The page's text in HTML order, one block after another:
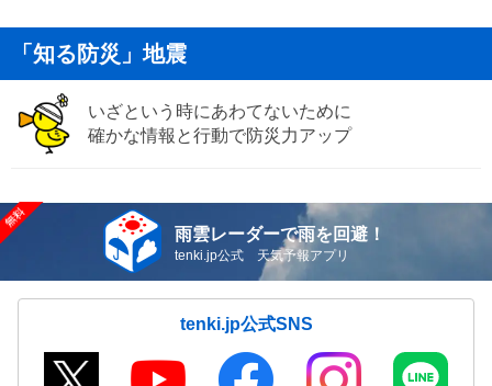
「知る防災」地震
いざという時にあわてないために
確かな情報と行動で防災力アップ
雨雲レーダーで雨を回避！
tenki.jp公式 天気予報アプリ
tenki.jp公式SNS